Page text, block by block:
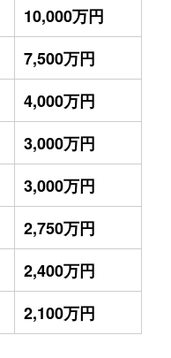
10,000万円
7,500万円
4,000万円
3,000万円
3,000万円
2,750万円
2,400万円
2,100万円